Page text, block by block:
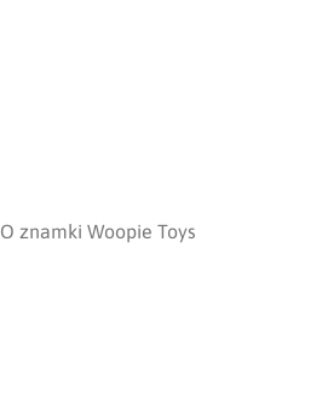
O znamki Woopie Toys